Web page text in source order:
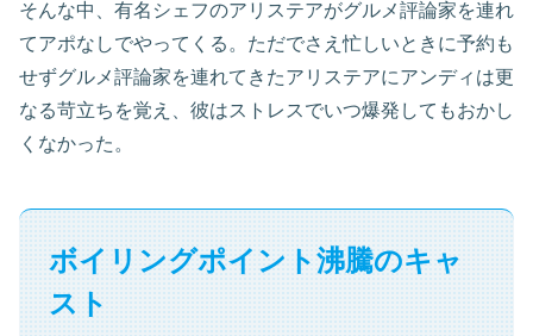
そんな中、有名シェフのアリステアがグルメ評論家を連れ
てアポなしでやってくる。ただでさえ忙しいときに予約も
せずグルメ評論家を連れてきたアリステアにアンディは更
なる苛立ちを覚え、彼はストレスでいつ爆発してもおかし
くなかった。
ボイリングポイント沸騰のキャ
スト